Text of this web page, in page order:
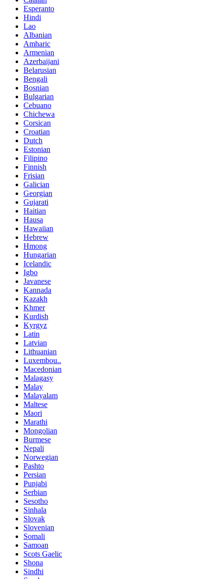
Esperanto
Hindi
Lao
Albanian
Amharic
Armenian
Azerbaijani
Belarusian
Bengali
Bosnian
Bulgarian
Cebuano
Chichewa
Corsican
Croatian
Dutch
Estonian
Filipino
Finnish
Frisian
Galician
Georgian
Gujarati
Haitian
Hausa
Hawaiian
Hebrew
Hmong
Hungarian
Icelandic
Igbo
Javanese
Kannada
Kazakh
Khmer
Kurdish
Kyrgyz
Latin
Latvian
Lithuanian
Luxembou..
Macedonian
Malagasy
Malay
Malayalam
Maltese
Maori
Marathi
Mongolian
Burmese
Nepali
Norwegian
Pashto
Persian
Punjabi
Serbian
Sesotho
Sinhala
Slovak
Slovenian
Somali
Samoan
Scots Gaelic
Shona
Sindhi